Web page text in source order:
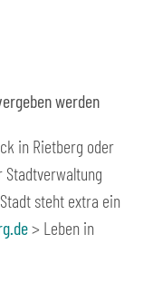
werden
in Rietberg oder
steht extra ein
> Leben in